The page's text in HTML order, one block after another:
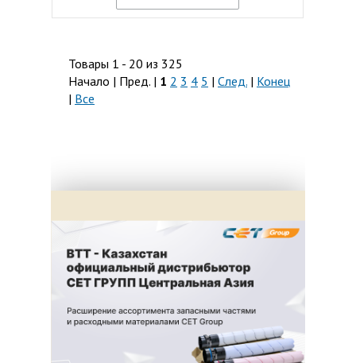
Товары 1 - 20 из 325
Начало | Пред. | 1 2 3 4 5 | След. | Конец
| Все